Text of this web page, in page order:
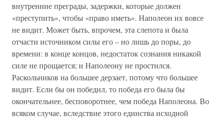
внутренние преграды, задержки, которые должен
«преступить», чтобы «право иметь». Наполеон их вовсе
не видит. Может быть, впрочем, эта слепота и была
отчасти источником силы его – но лишь до поры, до
времени: в конце концов, недостаток сознания никакой
силе не прощается; и Наполеону не простился.
Раскольников на большее дерзает, потому что большее
видит. Если бы он победил, то победа его была бы
окончательнее, бесповоротнее, чем победа Наполеона. Во
всяком случае, вследствие этого единства исходной